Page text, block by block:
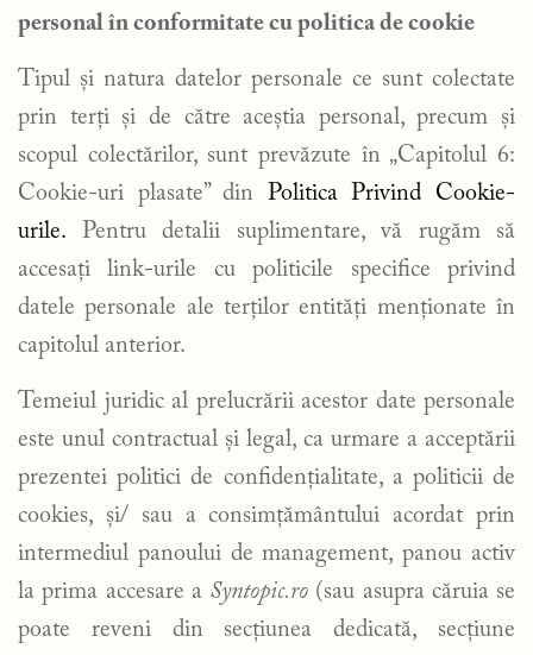
personal în conformitate cu politica de cookie
Tipul și natura datelor personale ce sunt colectate
prin terți și de către aceștia personal, precum și
scopul colectărilor, sunt prevăzute în „Capitolul 6:
Cookie-uri plasate” din Politica Privind Cookie-
urile. Pentru detalii suplimentare, vă rugăm să
accesați link-urile cu politicile specifice privind
datele personale ale terților entități menționate în
capitolul anterior.
Temeiul juridic al prelucrării acestor date personale
este unul contractual și legal, ca urmare a acceptării
prezentei politici de confidențialitate, a politicii de
cookies, și/ sau a consimțământului acordat prin
intermediul panoului de management, panou activ
la prima accesare a Syntopic.ro (sau asupra căruia se
poate reveni din secțiunea dedicată, secțiune